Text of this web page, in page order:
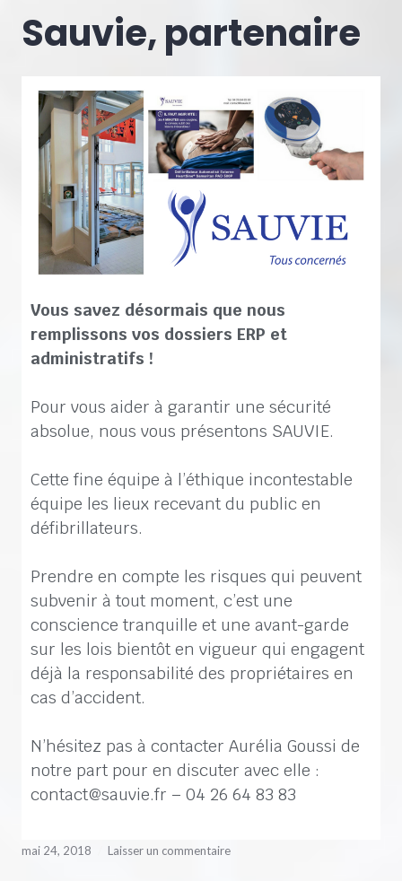
Sauvie, partenaire
Vous savez désormais que nous
remplissons vos dossiers ERP et
administratifs !
Pour vous aider à garantir une sécurité
absolue, nous vous présentons SAUVIE.
Cette fine équipe à l’éthique incontestable
équipe les lieux recevant du public en
défibrillateurs.
Prendre en compte les risques qui peuvent
subvenir à tout moment, c’est une
conscience tranquille et une avant-garde
sur les lois bientôt en vigueur qui engagent
déjà la responsabilité des propriétaires en
cas d’accident.
N’hésitez pas à contacter Aurélia Goussi de
notre part pour en discuter avec elle :
contact@sauvie.fr – 04 26 64 83 83
mai 24, 2018 Laisser un commentaire